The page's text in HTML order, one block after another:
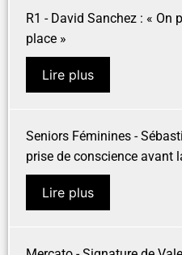
R1 - David Sanchez : « On
place »
Lire plus
Seniors Féminines -
prise de conscience avant
Lire plus